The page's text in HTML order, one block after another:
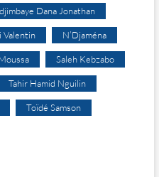
Dana Jonathan
Valentin N’Djaména
Saleh Kebzabo
Tahir Hamid Nguilin
Toïdé Samson